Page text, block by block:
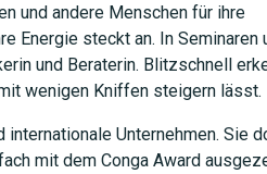
und andere Menschen für ihre
Energie steckt an. In Seminaren
und Beraterin. Blitzschnell
wenigen Kniffen steigern lässt.
internationale Unternehmen. Sie
mit dem Conga Award
JETZT SUCHEN